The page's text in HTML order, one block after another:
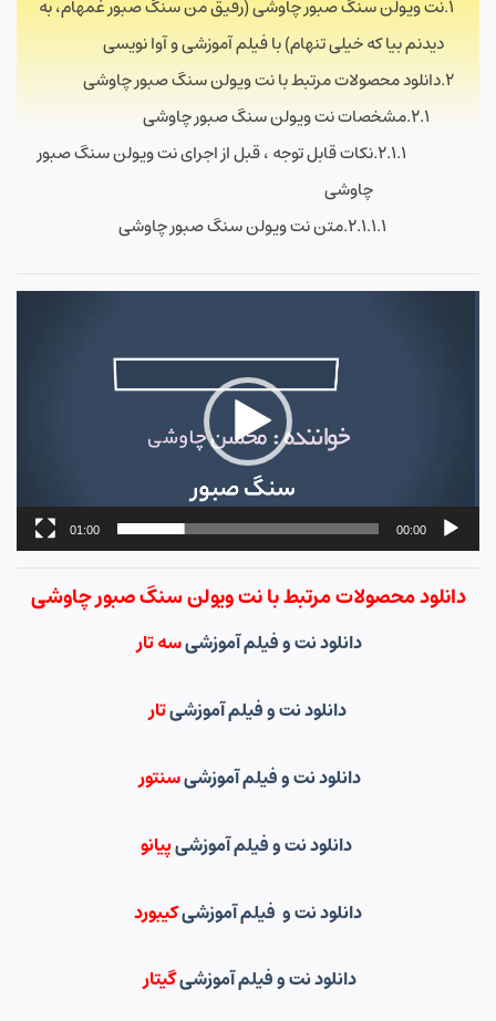
نت ویولن سنگ صبور چاوشی (رفیق من سنگ صبور غمهام، به
دیدنم بیا که خیلی تنهام) با فیلم آموزشی و آوا نویسی
دانلود محصولات مرتبط با نت ویولن سنگ صبور چاوشی
مشخصات نت ویولن سنگ صبور چاوشی
نکات قابل توجه ، قبل از اجرای نت ویولن سنگ صبور
چاوشی
متن نت ویولن سنگ صبور چاوشی
00:00
01:00
دانلود محصولات مرتبط با نت ویولن سنگ صبور چاوشی
دانلود نت و فیلم آموزشیسه تار
دانلود نت و فیلم آموزشیتار
دانلود نت و فیلم آموزشیسنتور
دانلود نت و فیلم آموزشیپیانو
دانلود نت و فیلم آموزشیکیبورد
دانلود نت و فیلم آموزشیگیتار